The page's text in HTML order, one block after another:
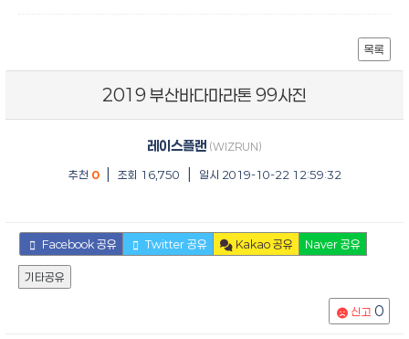
목록
2019 부산바다마라톤 99사진
레이스플랜 (WIZRUN)
추천 0 조회 16,750 일시 2019-10-22 12:59:32
Facebook 공유 Twitter 공유 Kakao 공유 Naver 공유
기타공유
신고 0